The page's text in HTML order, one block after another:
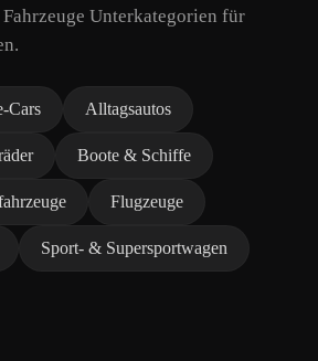
Unterkategorien für
Cars Alltagsautos
Boote & Schiffe
Flugzeuge
Sport- & Supersportwagen